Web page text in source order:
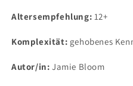
Altersempfehlung: 12+
Komplexität: gehobenes
Autor/in: Jamie Bloom